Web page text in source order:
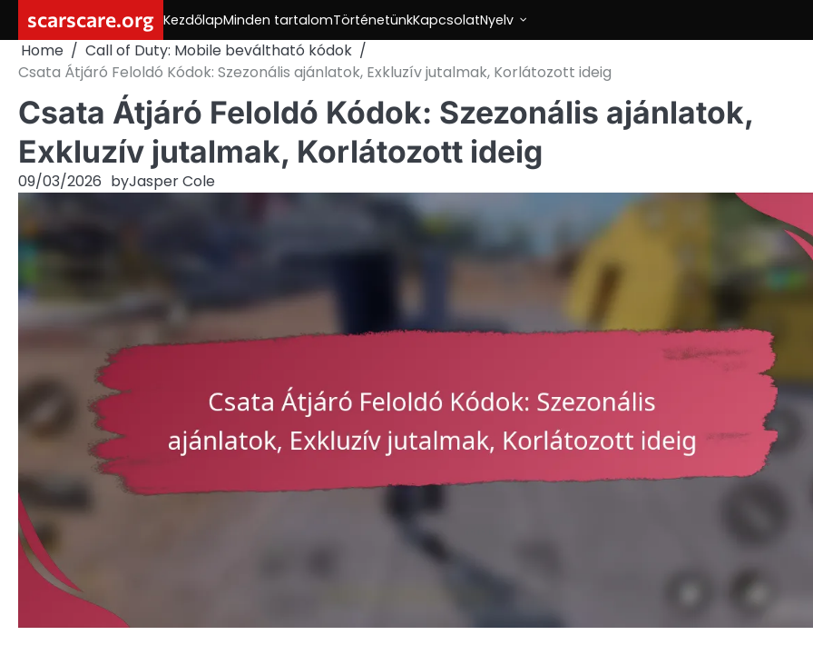
content
scarscare.org KezdőlapMinden tartalomTörténetünkKapcsolatNyelv
Home
Call of Duty: Mobile beváltható kódok
Csata Átjáró Feloldó Kódok: Szezonális ajánlatok, Exkluzív jutalmak, Korlátozott ideig
Csata Átjáró Feloldó Kódok: Szezonális ajánlatok,
Exkluzív jutalmak, Korlátozott ideig
09/03/2026 byJasper Cole